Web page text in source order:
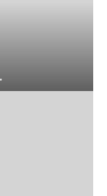
экспертизы